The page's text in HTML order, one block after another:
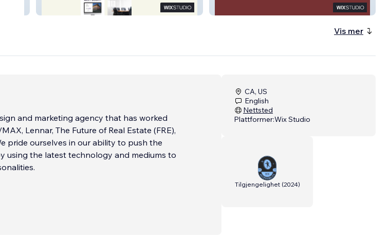
Star Valley HOA
Vis mer
has worked
Lennar, The Future of Real Estate (FRE),
pride ourselves in our ability to push the
using the latest technology and mediums to
It All" in collaboration with Joris Daniel was
CA, US
English
Nettsted
Plattformer:Wix Studio
Tilgjengelighet(2024)